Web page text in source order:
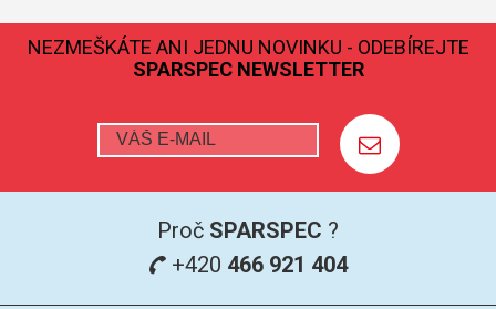
GRAFITOVÉ KELÍMKY
MS/SPM
PŘÍSLUŠENSTVÍ PRO MS
SUBSTRÁTY
NEZMEŠKÁTE ANI JEDNU NOVINKU - ODEBÍREJTE
SPARSPEC NEWSLETTER
Proč SPARSPEC ?
+420 466 921 404